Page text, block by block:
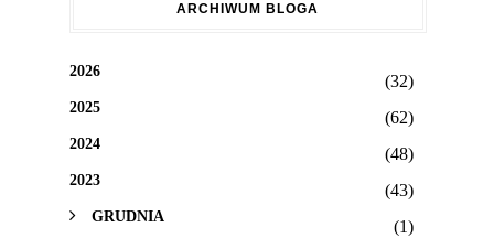
ARCHIWUM BLOGA
2026
(32)
2025
(62)
2024
(48)
2023
(43)
GRUDNIA
(1)